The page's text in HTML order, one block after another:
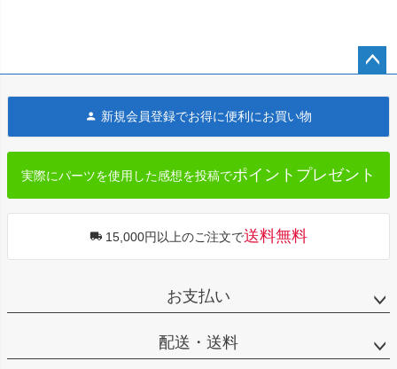
へ
新規会員登録でお得に便利にお買い物
実際にパーツを使用した感想を投稿でポイントプレゼント
15,000円以上のご注文で送料無料
お支払い
配送・送料